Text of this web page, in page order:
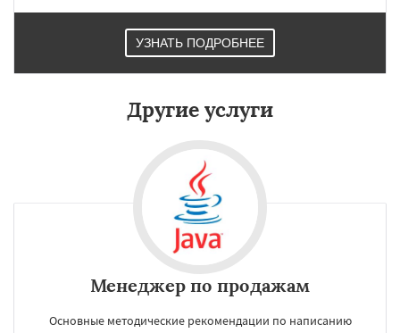
УЗНАТЬ ПОДРОБНЕЕ
Другие услуги
Менеджер по продажам
Основные методические рекомендации по написанию